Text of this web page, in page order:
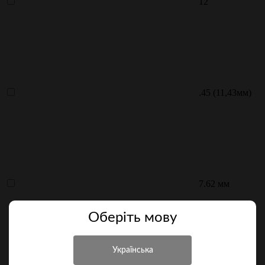
.45 (11,43мм)
7.62 мм
Оберiть мову